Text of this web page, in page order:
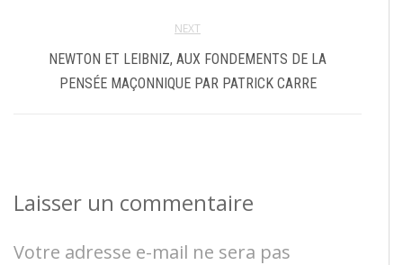
NEXT
NEWTON ET LEIBNIZ, AUX FONDEMENTS DE LA
PENSÉE MAÇONNIQUE PAR PATRICK CARRE
Laisser un commentaire
Votre adresse e-mail ne sera pas